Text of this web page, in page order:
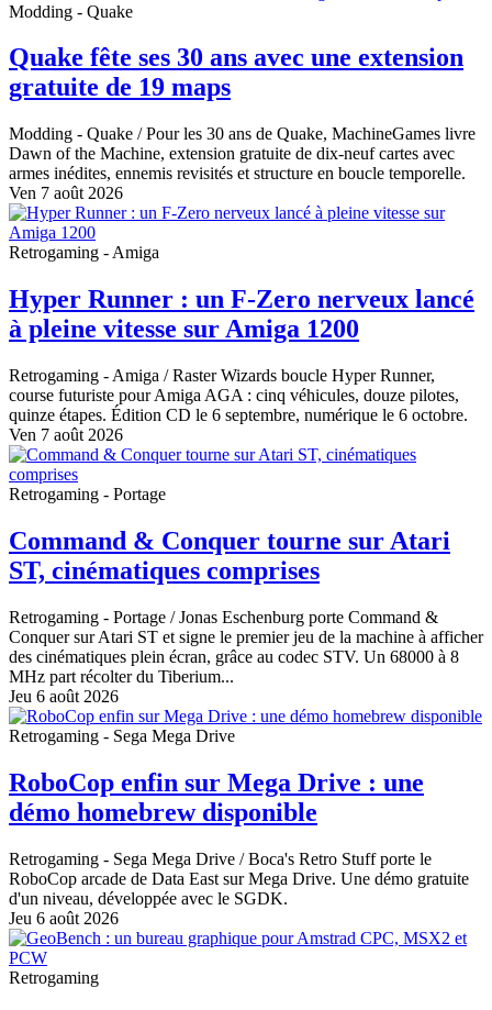
Modding - Quake
Quake fête ses 30 ans avec une extension
gratuite de 19 maps
Modding - Quake / Pour les 30 ans de Quake, MachineGames livre
Dawn of the Machine, extension gratuite de dix-neuf cartes avec
armes inédites, ennemis revisités et structure en boucle temporelle.
Ven 7 août 2026
Retrogaming - Amiga
Hyper Runner : un F-Zero nerveux lancé
à pleine vitesse sur Amiga 1200
Retrogaming - Amiga / Raster Wizards boucle Hyper Runner,
course futuriste pour Amiga AGA : cinq véhicules, douze pilotes,
quinze étapes. Édition CD le 6 septembre, numérique le 6 octobre.
Ven 7 août 2026
Retrogaming - Portage
Command & Conquer tourne sur Atari
ST, cinématiques comprises
Retrogaming - Portage / Jonas Eschenburg porte Command &
Conquer sur Atari ST et signe le premier jeu de la machine à afficher
des cinématiques plein écran, grâce au codec STV. Un 68000 à 8
MHz part récolter du Tiberium...
Jeu 6 août 2026
Retrogaming - Sega Mega Drive
RoboCop enfin sur Mega Drive : une
démo homebrew disponible
Retrogaming - Sega Mega Drive / Boca's Retro Stuff porte le
RoboCop arcade de Data East sur Mega Drive. Une démo gratuite
d'un niveau, développée avec le SGDK.
Jeu 6 août 2026
Retrogaming